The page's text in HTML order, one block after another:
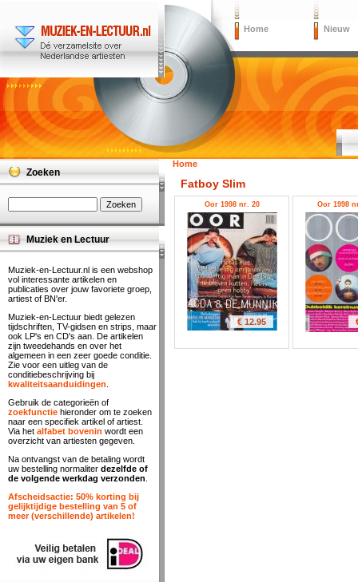
Home Nieuw
Home
Fatboy Slim
Oor 1998 nr. 20
€ 12.95
Oor 1998
Zoeken
Muziek en Lectuur
Muziek-en-Lectuur.nl is een webshop
vol interessante artikelen en
publicaties over jouw favoriete groep,
artiest of BN'er.
Muziek-en-Lectuur biedt gelezen
tijdschriften, TV-gidsen en strips, maar
ook LP's en CD's aan. De artikelen
zijn tweedehands en over het
algemeen in een zeer goede conditie.
Zie voor een uitleg van de
conditiebeschrijving bij
kwaliteitsaanduidingen
Gebruik de categorieën of
zoekfunctie hieronder om te zoeken
naar een specifiek artikel of artiest.
Via het alfabet bovenin wordt een
overzicht van artiesten gegeven.
Na ontvangst van de betaling wordt
uw bestelling normaliter dezelfde of
de volgende werkdag verzonden
Afscheidsactie: 50% korting bij
gelijktijdige bestelling van 5 of
meer (verschillende) artikelen!